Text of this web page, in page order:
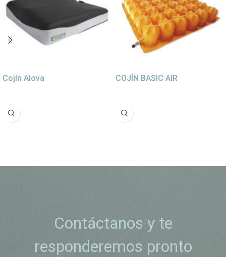
Cojín Alova COJÍN BASIC AIR
Contáctanos y te
responderemos pronto